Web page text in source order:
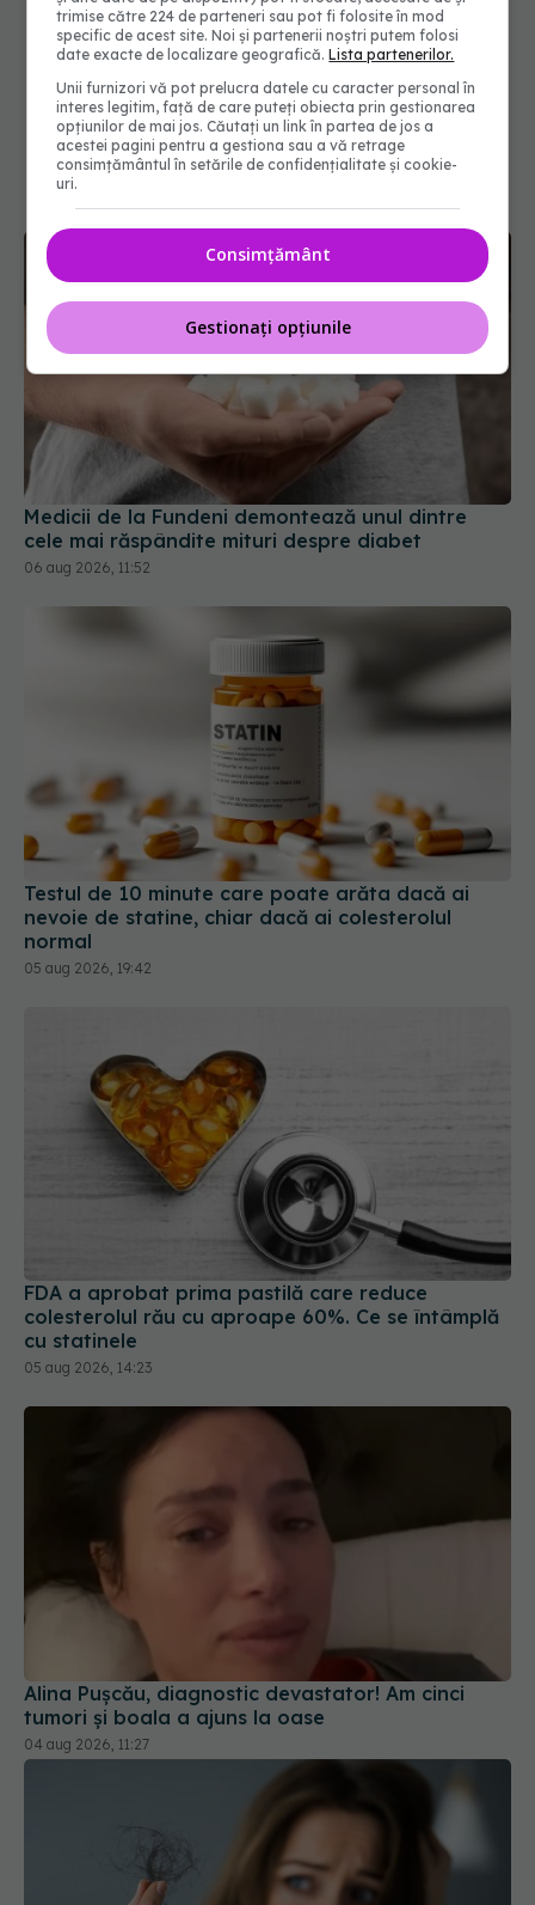
Medicii de la Fundeni demontează unul dintre
cele mai răspândite mituri despre diabet
06 aug 2026, 11:52
Testul de 10 minute care poate arăta dacă ai
nevoie de statine, chiar dacă ai colesterolul
normal
05 aug 2026, 19:42
FDA a aprobat prima pastilă care reduce
colesterolul rău cu aproape 60%. Ce se întâmplă
05 aug 2026, 14:23
Alina Pușcău, diagnostic devastator! Am cinci
tumori și boala a ajuns la oase
trimise către 224 de parteneri sau pot fi folosite în mod
specific de acest site. Noi și partenerii noștri putem folosi
date exacte de localizare geografică.Lista partenerilor.
Unii furnizori vă pot prelucra datele cu caracter personal în
interes legitim, față de care puteți obiecta prin gestionarea
opțiunilor de mai jos. Căutați un link în partea de jos a
acestei pagini pentru a gestiona sau a vă retrage
consimțământul în setările de confidențialitate și cookie-
uri.
Consimțământ
Gestionați opțiunile